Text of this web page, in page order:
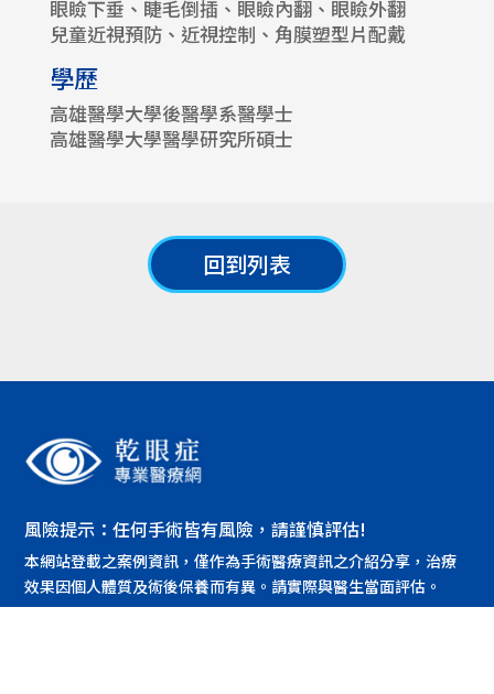
眼瞼下垂、睫毛倒插、眼瞼內翻、眼瞼外翻
兒童近視預防、近視控制、角膜塑型片配戴
學歷
高雄醫學大學後醫學系醫學士
高雄醫學大學醫學研究所碩士
回到列表
風險提示：任何手術皆有風險，請謹慎評估!
本網站登載之案例資訊，僅作為手術醫療資訊之介紹分享，治療
效果因個人體質及術後保養而有異。請實際與醫生當面評估。